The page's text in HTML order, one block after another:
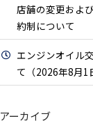
店舗の変更およ
約制について
エンジンオイル
て（2026年8月1
アーカイブ